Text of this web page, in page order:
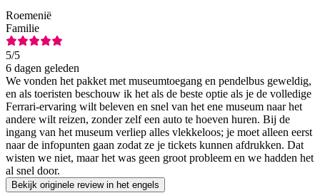
Roemenië
Familie
5/5
6 dagen geleden
We vonden het pakket met museumtoegang en pendelbus geweldig,
en als toeristen beschouw ik het als de beste optie als je de volledige
Ferrari-ervaring wilt beleven en snel van het ene museum naar het
andere wilt reizen, zonder zelf een auto te hoeven huren. Bij de
ingang van het museum verliep alles vlekkeloos; je moet alleen eerst
naar de infopunten gaan zodat ze je tickets kunnen afdrukken. Dat
wisten we niet, maar het was geen groot probleem en we hadden het
al snel door.
Bekijk originele review in het engels